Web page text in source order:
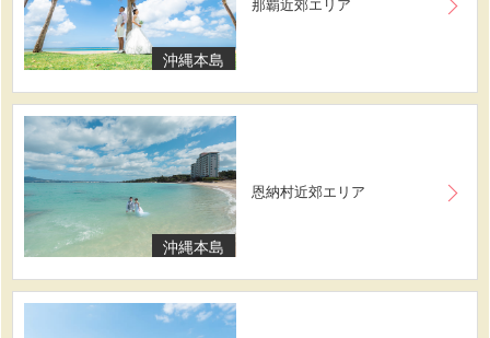
沖縄本島
那覇近郊エリア
沖縄本島
恩納村近郊エリア